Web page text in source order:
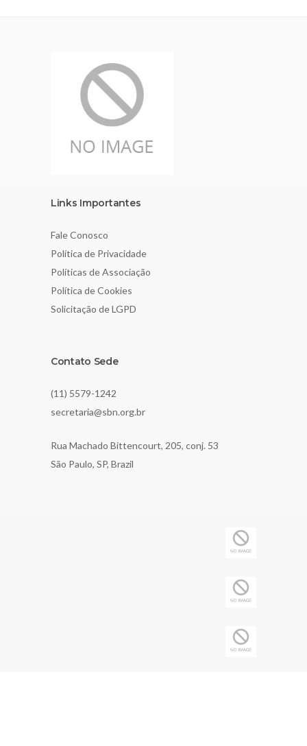
Links Importantes
Fale Conosco
Política de Privacidade
Políticas de Associação
Política de Cookies
Solicitação de LGPD
Contato Sede
(11) 5579-1242
secretaria@sbn.org.br
Rua Machado Bittencourt, 205, conj. 53
São Paulo, SP, Brazil